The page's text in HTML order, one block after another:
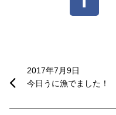
ナ
ビ
2017年7月9日
今日うに漁でました！